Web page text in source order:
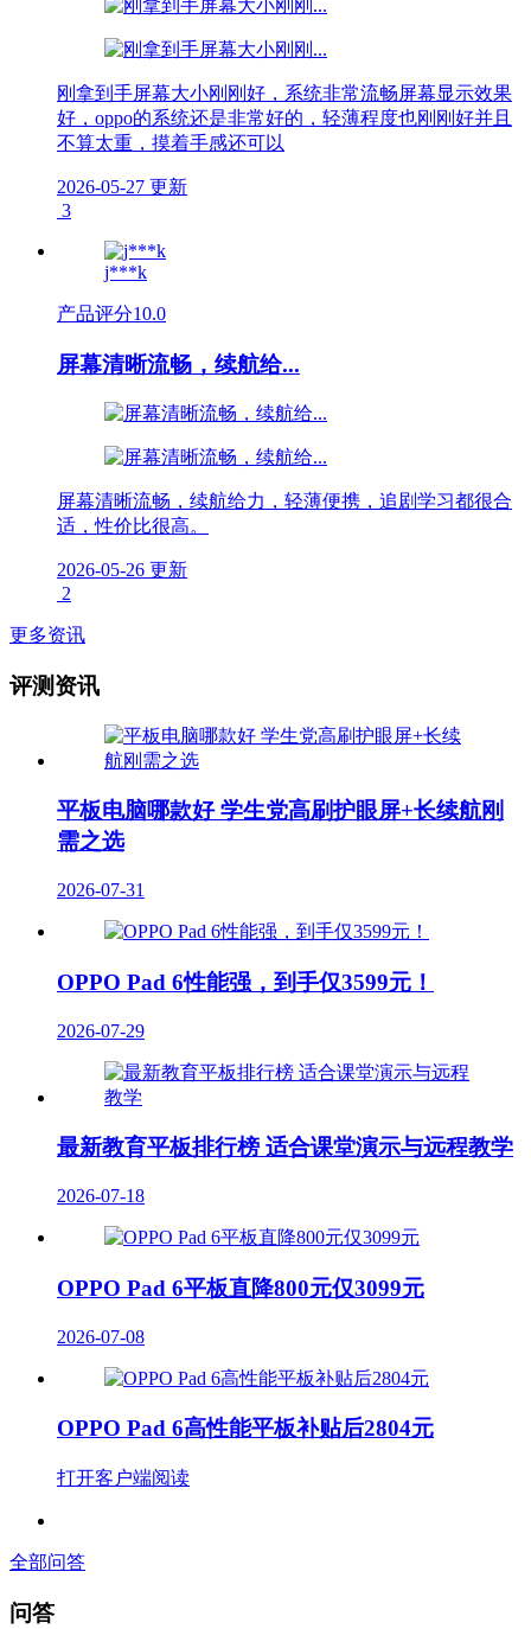
刚拿到手屏幕大小刚刚好，系统非常流畅屏幕显示效果
好，oppo的系统还是非常好的，轻薄程度也刚刚好并且
不算太重，摸着手感还可以
2026-05-27 更新
3
j***k
产品评分10.0
屏幕清晰流畅，续航给...
屏幕清晰流畅，续航给力，轻薄便携，追剧学习都很合
适，性价比很高。
2026-05-26 更新
2
更多资讯
评测资讯
平板电脑哪款好 学生党高刷护眼屏+长续航刚
需之选
2026-07-31
OPPO Pad 6性能强，到手仅3599元！
2026-07-29
最新教育平板排行榜 适合课堂演示与远程教学
2026-07-18
OPPO Pad 6平板直降800元仅3099元
2026-07-08
OPPO Pad 6高性能平板补贴后2804元
打开客户端阅读
全部问答
问答